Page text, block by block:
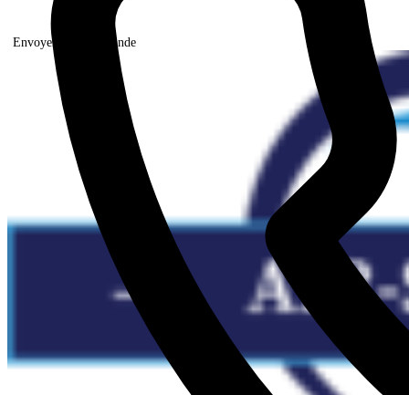
Envoyer votre demande